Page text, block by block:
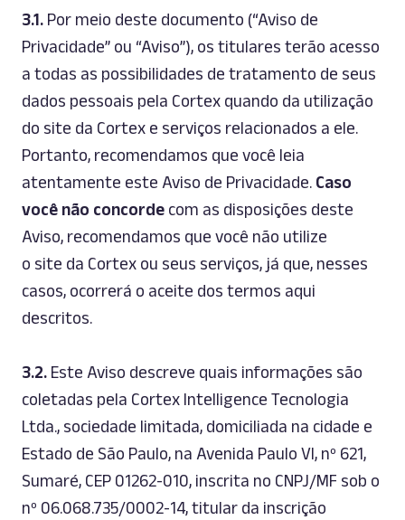
3.1. Por meio deste documento (“Aviso de
Privacidade” ou “Aviso”), os titulares terão acesso
a todas as possibilidades de tratamento de seus
dados pessoais pela Cortex quando da utilização
do site da Cortex e serviços relacionados a ele.
Portanto, recomendamos que você leia
atentamente este Aviso de Privacidade. Caso
você não concorde com as disposições deste
Aviso, recomendamos que você não utilize
o site da Cortex ou seus serviços, já que, nesses
casos, ocorrerá o aceite dos termos aqui
descritos.
3.2. Este Aviso descreve quais informações são
coletadas pela Cortex Intelligence Tecnologia
Ltda., sociedade limitada, domiciliada na cidade e
Estado de São Paulo, na Avenida Paulo VI, nº 621,
Sumaré, CEP 01262-010, inscrita no CNPJ/MF sob o
nº 06.068.735/0002-14, titular da inscrição